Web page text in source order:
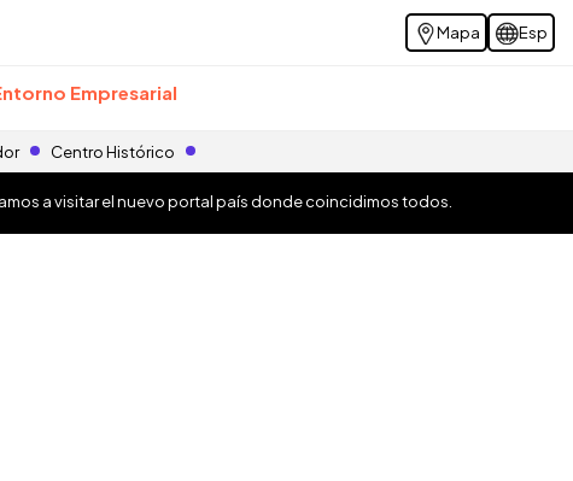
Mapa Esp
Empresarial
Centro Histórico
a visitar el nuevo portal país donde coincidimos todos.